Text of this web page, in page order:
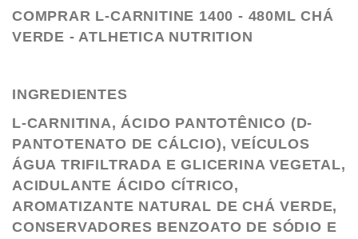
COMPRAR L-CARNITINE 1400 - 480ML CHÁ
VERDE - ATLHETICA NUTRITION
INGREDIENTES
L-CARNITINA, ÁCIDO PANTOTÊNICO (D-
PANTOTENATO DE CÁLCIO), VEÍCULOS
ÁGUA TRIFILTRADA E GLICERINA VEGETAL,
ACIDULANTE ÁCIDO CÍTRICO,
AROMATIZANTE NATURAL DE CHÁ VERDE,
CONSERVADORES BENZOATO DE SÓDIO E